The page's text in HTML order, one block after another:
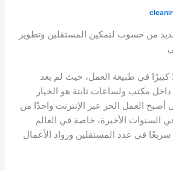
من حسوب لتمكين المستقلين وتطوير
كبيرًا في طبيعة العمل، حيث لم يعد
داخل مكتب ولساعات ثابتة هو الخيار
العمل الحر عبر الإنترنت واحدًا من
السنوات الأخيرة، خاصة في العالم
في عدد المستقلين ورواد الأعمال